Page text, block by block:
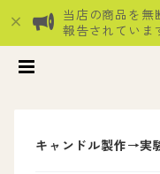
当店の商品を無
報告されていま
キャンドル製作→実